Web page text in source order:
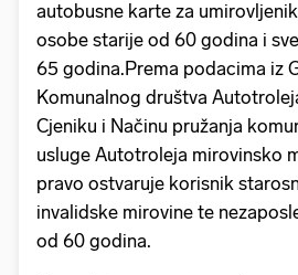
autobusne karte za
osobe starije od 60 godina i
65 godina.Prema podacima iz
Komunalnog društva
Cjeniku i Načinu pružanja
usluge Autotroleja mirovinsko
pravo ostvaruje korisnik
invalidske mirovine te
od 60 godina.